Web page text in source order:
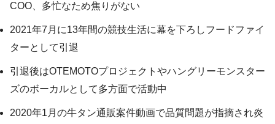
COO、多忙なため焦りがない
2021年7月に13年間の競技生活に幕を下ろしフードファイ
ターとして引退
引退後はOTEMOTOプロジェクトやハングリーモンスター
ズのボーカルとして多方面で活動中
2020年1月の牛タン通販案件動画で品質問題が指摘され炎